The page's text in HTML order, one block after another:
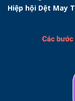
Hiệp hội Dệt May